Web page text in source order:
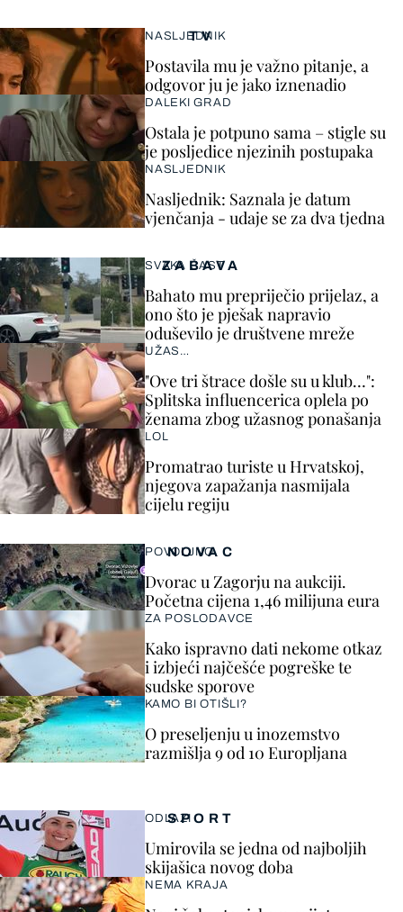
ZABAVA
SVAKA ČAST
Bahato mu prepriječio prijelaz, a
ono što je pješak napravio
oduševilo je društvene mreže
UŽAS…
"Ove tri štrace došle su u klub…":
Splitska influencerica oplela po
ženama zbog užasnog ponašanja
LOL
Promatrao turiste u Hrvatskoj,
njegova zapažanja nasmijala
cijelu regiju
SPORT
ODLAZI
Umirovila se jedna od najboljih
skijašica novog doba
NEMA KRAJA
TV
NASLJEDNIK
Postavila mu je važno pitanje, a
odgovor ju je jako iznenadio
DALEKI GRAD
Ostala je potpuno sama – stigle su
je posljedice njezinih postupaka
NASLJEDNIK
Nasljednik: Saznala je datum
vjenčanja - udaje se za dva tjedna
NOVAC
POVOLJNO
Dvorac u Zagorju na aukciji.
Početna cijena 1,46 milijuna eura
ZA POSLODAVCE
Kako ispravno dati nekome otkaz
i izbjeći najčešće pogreške te
sudske sporove
KAMO BI OTIŠLI?
O preseljenju u inozemstvo
razmišlja 9 od 10 Europljana